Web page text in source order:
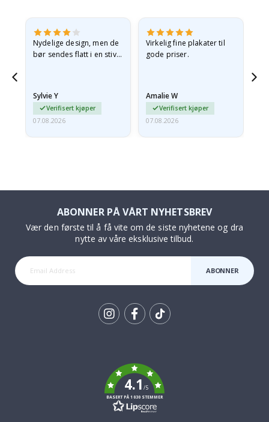
Nydelige design, men de
bør sendes flatt i en stiv
Sylvie Y
Verifisert kjøper
07.08.2026
Virkelig fine plakater til
gode priser.
Amalie W
Verifisert kjøper
07.08.2026
ABONNER PÅ VÅRT NYHETSBREV
Vær den første til å få vite om de siste nyhetene og dra
nytte av våre eksklusive tilbud.
ABONNER
4.1/5
BASERT PÅ 1030 STEMMER